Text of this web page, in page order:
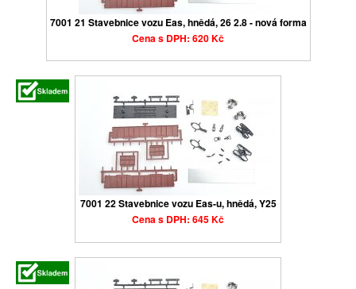
7001 21 Stavebnice vozu Eas, hnědá, 26 2.8 - nová forma
Cena s DPH: 620 Kč
7001 22 Stavebnice vozu Eas-u, hnědá, Y25
Cena s DPH: 645 Kč